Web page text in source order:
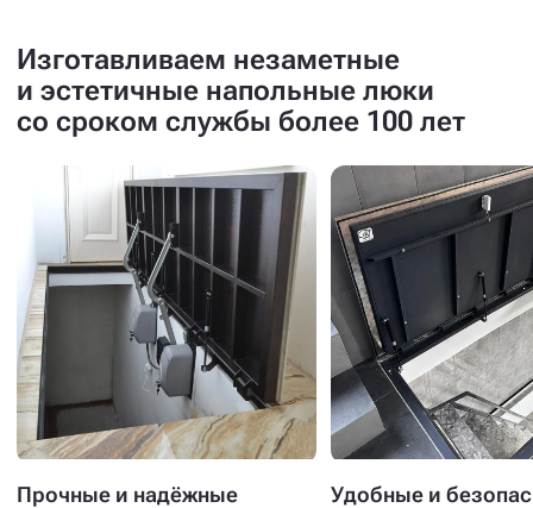
Изготавливаем незаметные
и эстетичные напольные люки
со сроком службы более 100 лет
Прочные и надёжные Удобные и